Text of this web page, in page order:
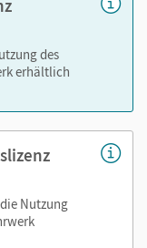
des
erhältlich
Nutzung